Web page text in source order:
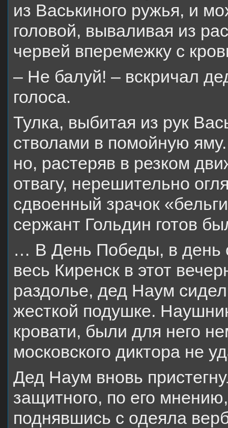
из Васькиного ружья, и
головой, вываливая из
червей вперемежку с
– Не балуй! – вскричал
голоса.
Тулка, выбитая из рук
стволами в помойную
но, растеряв в резком
отвагу, нерешительно
сдвоенный зрачок
сержант Гольдин готов
… В День Победы, в день
весь Киренск в этот
раздолье, дед Наум
жесткой подушке.
кровати, были для него
московского диктора не
Дед Наум вновь
защитного, по его
поднявшись с одеяла